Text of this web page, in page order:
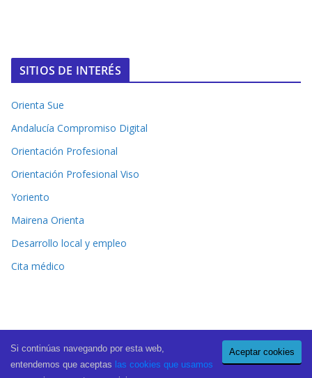
SITIOS DE INTERÉS
Orienta Sue
Andalucía Compromiso Digital
Orientación Profesional
Orientación Profesional Viso
Yoriento
Mairena Orienta
Desarrollo local y empleo
Cita médico
Copyright © 2026El Periódico de Mairena
. All rights reserved.
Theme:
ColorMag Pro by ThemeGrill. Powered by
Aceptar cookies
Si continúas navegando por esta web,
entendemos que aceptas las cookies que usamos